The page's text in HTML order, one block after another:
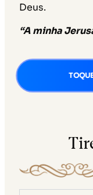
Deus.
“A minha